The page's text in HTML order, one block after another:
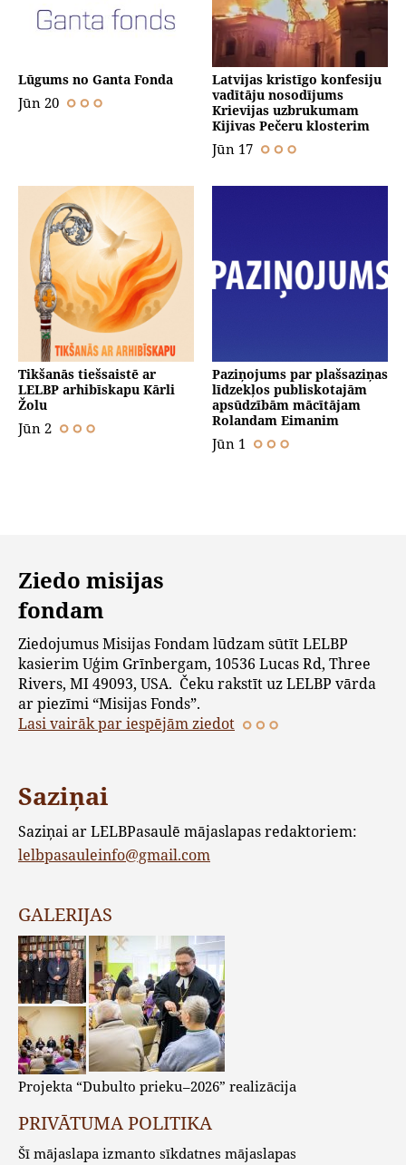
Lūgums no Ganta Fonda
Jūn 20
Latvijas kristīgo konfesiju
vadītāju nosodījums
Krievijas uzbrukumam
Kijivas Pečeru klosterim
Jūn 17
Tikšanās tiešsaistē ar
LELBP arhibīskapu Kārli
Žolu
Jūn 2
Paziņojums par plašsaziņas
līdzekļos publiskotajām
apsūdzībām mācītājam
Rolandam Eimanim
Jūn 1
Ziedo misijas
fondam
Ziedojumus Misijas Fondam lūdzam sūtīt LELBP
kasierim Uģim Grīnbergam, 10536 Lucas Rd, Three
Rivers, MI 49093, USA. Čeku rakstīt uz LELBP vārda
ar piezīmi “Misijas Fonds”.
Lasi vairāk par iespējām ziedot
Saziņai
Saziņai ar LELBPasaulē mājaslapas redaktoriem:
lelbpasauleinfo@gmail.com
GALERIJAS
Projekta “Dubulto prieku–2026” realizācija
PRIVĀTUMA POLITIKA
Šī mājaslapa izmanto sīkdatnes mājaslapas